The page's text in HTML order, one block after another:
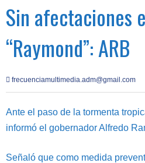
Sin afectaciones
“Raymond”: ARB
frecuenciamultimedia.adm@gmail.com
Ante el paso de la tormenta
informó el gobernador Alfredo
Señaló que como medida